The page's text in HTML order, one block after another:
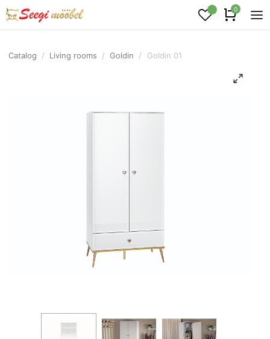
0
Catalog / Living rooms / Goldin / Goldin 01